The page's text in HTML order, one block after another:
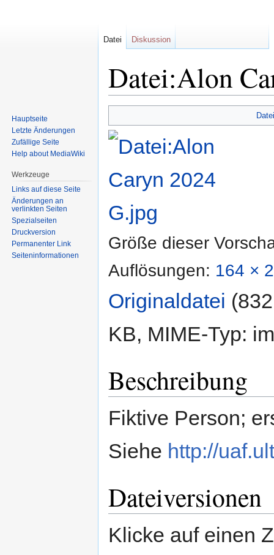
Datei:Alon
Navigation
springen
Suche
springen
Größe dieser
Auflösungen: 164 ×
Originaldatei
KB, MIME-Typ:
Beschreibung
Fiktive Person;
Siehe http://
Dateiversionen
Klicke auf einen
Datei Diskussion
Hauptseite
Letzte Änderungen
Zufällige Seite
Help about MediaWiki
Werkzeuge
Links auf diese Seite
Änderungen an
verlinkten Seiten
Spezialseiten
Druckversion
Permanenter Link
Seiten­informationen